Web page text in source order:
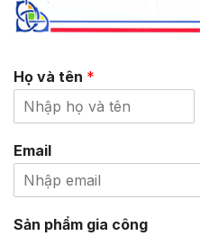
Họ và tên *
Email
Sản phẩm gia công